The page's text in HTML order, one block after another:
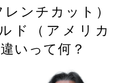
ンチカット）
ド（アメリカ
いって何？